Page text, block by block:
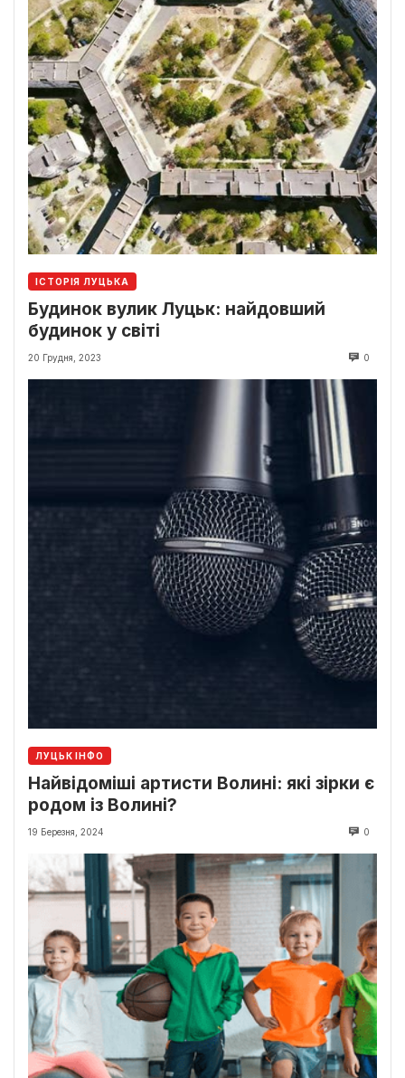
ІСТОРІЯ ЛУЦЬКА
Будинок вулик Луцьк: найдовший
будинок у світі
20 Грудня, 2023 0
ЛУЦЬК ІНФО
Найвідоміші артисти Волині: які зірки є
родом із Волині?
19 Березня, 2024 0